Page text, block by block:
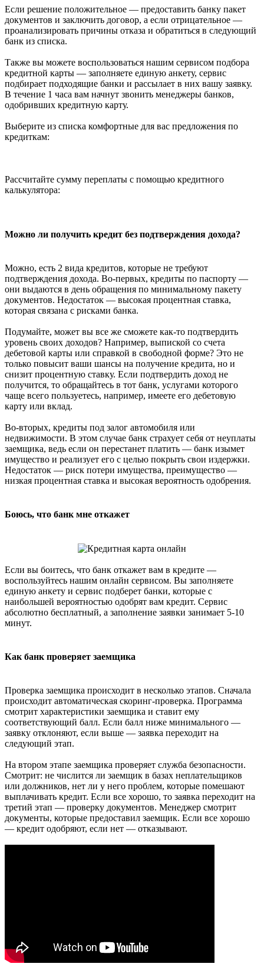
Если решение положительное — предоставить банку пакет
документов и заключить договор, а если отрицательное —
проанализировать причины отказа и обратиться в следующий
банк из списка.
Также вы можете воспользоваться нашим сервисом подбора
кредитной карты — заполняете единую анкету, сервис
подбирает подходящие банки и рассылает в них вашу заявку.
В течение 1 часа вам начнут звонить менеджеры банков,
одобривших кредитную карту.
Выберите из списка комфортные для вас предложения по
кредиткам:
Рассчитайте сумму переплаты с помощью кредитного
калькулятора:
Можно ли получить кредит без подтверждения дохода?
Можно, есть 2 вида кредитов, которые не требуют
подтверждения дохода. Во-первых, кредиты по паспорту —
они выдаются в день обращения по минимальному пакету
документов. Недостаток — высокая процентная ставка,
которая связана с рисками банка.
Подумайте, может вы все же сможете как-то подтвердить
уровень своих доходов? Например, выпиской со счета
дебетовой карты или справкой в свободной форме? Это не
только повысит ваши шансы на получение кредита, но и
снизит процентную ставку. Если подтвердить доход не
получится, то обращайтесь в тот банк, услугами которого
чаще всего пользуетесь, например, имеете его дебетовую
карту или вклад.
Во-вторых, кредиты под залог автомобиля или
недвижимости. В этом случае банк страхует себя от неуплаты
заемщика, ведь если он перестанет платить — банк изымет
имущество и реализует его с целью покрыть свои издержки.
Недостаток — риск потери имущества, преимущество —
низкая процентная ставка и высокая вероятность одобрения.
Боюсь, что банк мне откажет
Если вы боитесь, что банк откажет вам в кредите —
воспользуйтесь нашим онлайн сервисом. Вы заполняете
единую анкету и сервис подберет банки, которые с
наибольшей вероятностью одобрят вам кредит. Сервис
абсолютно бесплатный, а заполнение заявки занимает 5-10
минут.
Как банк проверяет заемщика
Проверка заемщика происходит в несколько этапов. Сначала
происходит автоматическая скоринг-проверка. Программа
смотрит характеристики заемщика и ставит ему
соответствующий балл. Если балл ниже минимального —
заявку отклоняют, если выше — заявка переходит на
следующий этап.
На втором этапе заемщика проверяет служба безопасности.
Смотрит: не числится ли заемщик в базах неплательщиков
или должников, нет ли у него проблем, которые помешают
выплачивать кредит. Если все хорошо, то заявка переходит на
третий этап — проверку документов. Менеджер смотрит
документы, которые предоставил заемщик. Если все хорошо
— кредит одобряют, если нет — отказывают.